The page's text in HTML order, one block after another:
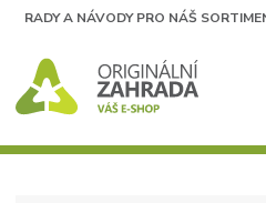
RADY A NÁVODY PRO NÁŠ